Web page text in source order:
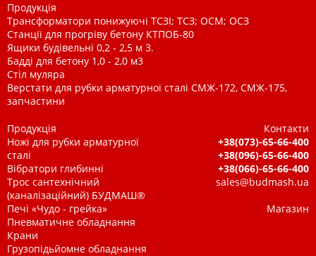
Продукція
Трансформатори понижуючі ТСЗІ; ТСЗ; ОСМ; ОСЗ
Станції для прогріву бетону КТПОБ-80
Ящики будівельні 0,2 - 2,5 м 3.
Бадді для бетону 1,0 - 2,0 м3
Стіл муляра
Верстати для рубки арматурної сталі СМЖ-172, СМЖ-175,
запчастини
Продукція
Ножі для рубки арматурної
сталі
Вібратори глибинні
Трос сантехнічний
(каналізаційний) БУДМАШ®
Печі «Чудо - грейка»
Пневматичне обладнання
Крани
Грузопідьйомне обладнання
Контакти
+38(073)-65-66-400
+38(096)-65-66-400
+38(066)-65-66-400
sales@budmash.ua
Магазин